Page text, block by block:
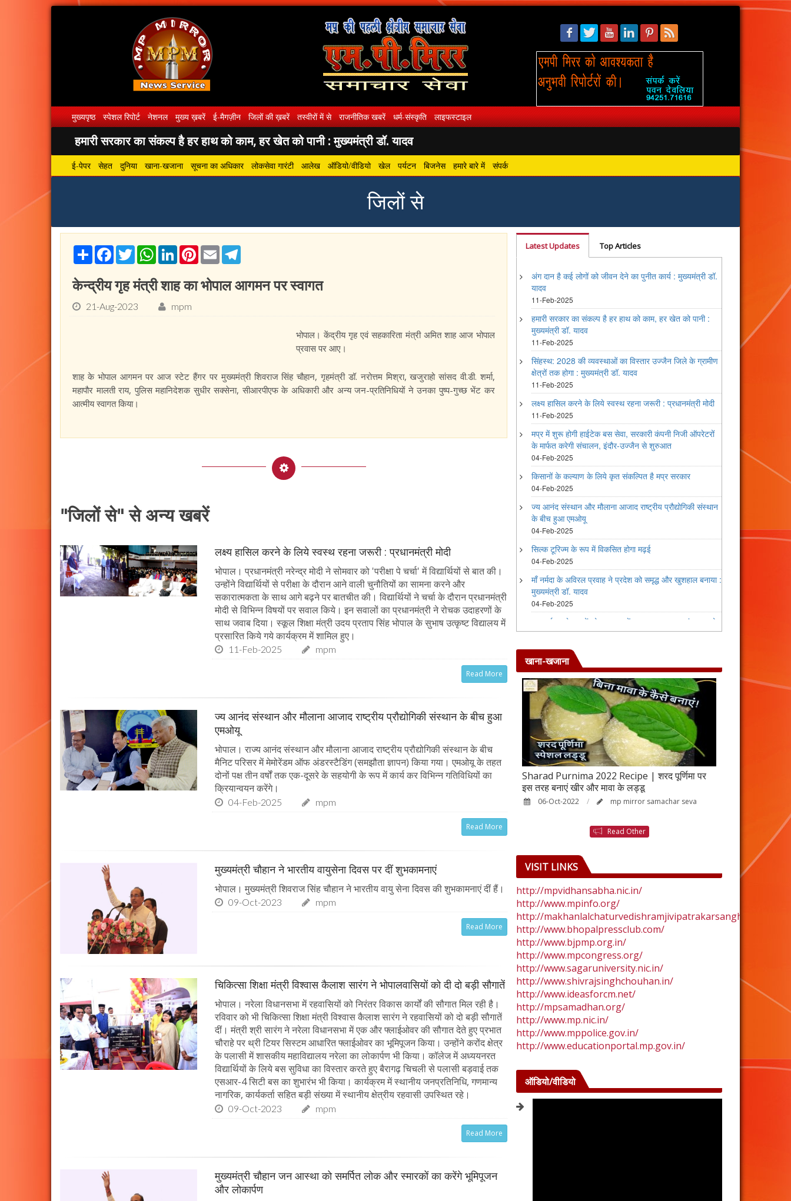
मुख्यपृष्ठ स्पेशल रिपोर्ट नेशनल मुख्य ख़बरें ई-मैगज़ीन जिलों की ख़बरें तस्वीरों में से राजनीतिक खबरें धर्म-संस्कृति लाइफस्टाइल
हमारी सरकार का संकल्प है हर हाथ को काम, हर खेत को पानी : मुख्यमंत्री डॉ. यादव
ई-पेपर सेहत दुनिया खाना-खजाना सूचना का अधिकार लोकसेवा गारंटी आलेख ऑडियो/वीडियो खेल पर्यटन बिजनेस हमारे बारे में संपर्क
जिलों से
ShareFacebook
TwitterWhatsApp
LinkedInPinterest
Email
केन्द्रीय गृह मंत्री शाह का भोपाल आगमन पर स्वागत
21-Aug-2023 mpm
भोपाल। केंद्रीय गृह एवं सहकारिता मंत्री अमित शाह आज भोपाल
प्रवास पर आए।
शाह के भोपाल आगमन पर आज स्टेट हैंगर पर मुख्यमंत्री शिवराज सिंह चौहान, गृहमंत्री डॉ. नरोत्तम मिश्रा, खजुराहो सांसद वी.डी. शर्मा,
महापौर मालती राय, पुलिस महानिदेशक सुधीर सक्सेना, सीआरपीएफ के अधिकारी और अन्य जन-प्रतिनिधियों ने उनका पुष्प-गुच्छ भेंट कर
आत्मीय स्वागत किया।
"जिलों से" से अन्य खबरें
लक्ष्य हासिल करने के लिये स्वस्थ रहना जरूरी : प्रधानमंत्री मोदी
भोपाल। प्रधानमंत्री नरेन्द्र मोदी ने सोमवार को 'परीक्षा पे चर्चा' में विद्यार्थियों से बात की।
उन्होंने विद्यार्थियों से परीक्षा के दौरान आने वाली चुनौतियों का सामना करने और
सकारात्मकता के साथ आगे बढ़ने पर बातचीत की। विद्यार्थियों ने चर्चा के दौरान प्रधानमंत्री
मोदी से विभिन्न विषयों पर सवाल किये। इन सवालों का प्रधानमंत्री ने रोचक उदाहरणों के
साथ जवाब दिया। स्कूल शिक्षा मंत्री उदय प्रताप सिंह भोपाल के सुभाष उत्कृष्ट विद्यालय में
प्रसारित किये गये कार्यक्रम में शामिल हुए।
11-Feb-2025 mpm
Read More
ज्य आनंद संस्थान और मौलाना आजाद राष्ट्रीय प्रौद्योगिकी संस्थान के बीच हुआ
एमओयू
भोपाल। राज्य आनंद संस्थान और मौलाना आजाद राष्ट्रीय प्रौद्योगिकी संस्थान के बीच
मैनिट परिसर में मेमोरेंडम ऑफ अंडरस्टैडिंग (समझौता ज्ञापन) किया गया। एमओयू के तहत
दोनों पक्ष तीन वर्षों तक एक-दूसरे के सहयोगी के रूप में कार्य कर विभिन्न गतिविधियों का
क्रियान्वयन करेंगे।
04-Feb-2025 mpm
Read More
मुख्यमंत्री चौहान ने भारतीय वायुसेना दिवस पर दीं शुभकामनाएं
भोपाल। मुख्यमंत्री शिवराज सिंह चौहान ने भारतीय वायु सेना दिवस की शुभकामनाएं दीं हैं।
09-Oct-2023 mpm
Read More
चिकित्सा शिक्षा मंत्री विश्वास कैलाश सारंग ने भोपालवासियों को दी दो बड़ी सौगातें
भोपाल। नरेला विधानसभा में रहवासियों को निरंतर विकास कार्यों की सौगात मिल रही है।
रविवार को भी चिकित्सा शिक्षा मंत्री विश्वास कैलाश सारंग ने रहवासियों को दो बड़ी सौगातें
दीं। मंत्री श्री सारंग ने नरेला विधानसभा में एक और फ्लाईओवर की सौगात देते हुए प्रभात
चौराहे पर थ्री टियर सिस्टम आधारित फ्लाईओवर का भूमिपूजन किया। उन्होंने करोंद क्षेत्र
के पलासी में शासकीय महाविद्यालय नरेला का लोकार्पण भी किया। कॉलेज में अध्ययनरत
विद्यार्थियों के लिये बस सुविधा का विस्तार करते हुए बैरागढ़ चिचली से पलासी बड़वाई तक
एसआर-4 सिटी बस का शुभारंभ भी किया। कार्यक्रम में स्थानीय जनप्रतिनिधि, गणमान्य
नागरिक, कार्यकर्ता सहित बड़ी संख्या में स्थानीय क्षेत्रीय रहवासी उपस्थित रहे।
09-Oct-2023 mpm
Read More
मुख्यमंत्री चौहान जन आस्था को समर्पित लोक और स्मारकों का करेंगे भूमिपूजन
और लोकार्पण
Latest Updates Top Articles
खाना-खजाना
Gud-Moongfali Chikki : सर्दियों का मजा हो जाएगा
25-Jan-2023
Sharad Purnima 2022 Recipe | शरद पूर्णिमा पर
इस तरह बनाएं खीर और मावा के लड्डू
06-Oct-2022 mp mirror samachar seva
Read Other
VISIT LINKS
http://mpvidhansabha.nic.in/
http://www.mpinfo.org/
http://makhanlalchaturvedishramjivipatrakarsangh.com/
http://www.bhopalpressclub.com/
http://www.bjpmp.org.in/
http://www.mpcongress.org/
http://www.sagaruniversity.nic.in/
http://www.shivrajsinghchouhan.in/
http://www.ideasforcm.net/
http://mpsamadhan.org/
http://www.mp.nic.in/
http://www.mppolice.gov.in/
http://www.educationportal.mp.gov.in/
ऑडियो/वीडियो